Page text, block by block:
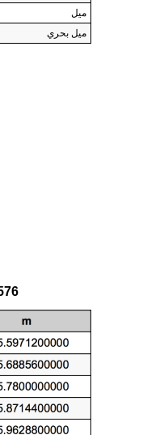
ميل
ميل بحري
576 يارد جدول